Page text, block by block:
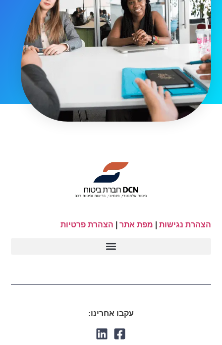
הצהרת נגישות| מפת אתר| הצהרת פרטיות
עקבו אחרינו: